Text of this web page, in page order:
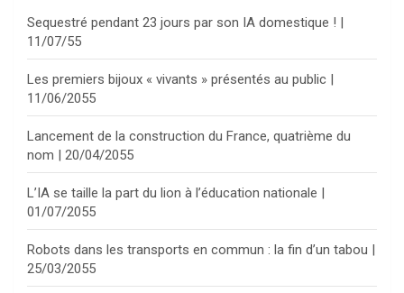
Sequestré pendant 23 jours par son IA domestique ! |
11/07/55
Les premiers bijoux « vivants » présentés au public |
11/06/2055
Lancement de la construction du France, quatrième du
nom | 20/04/2055
L’IA se taille la part du lion à l’éducation nationale |
01/07/2055
Robots dans les transports en commun : la fin d’un tabou |
25/03/2055